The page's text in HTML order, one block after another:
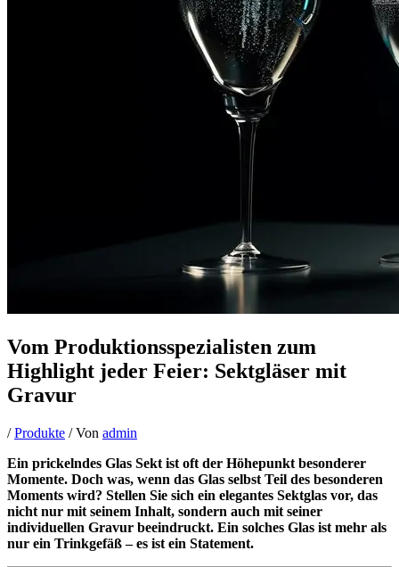
Vom Produktionsspezialisten zum
Highlight jeder Feier: Sektgläser mit
Gravur
/Produkte / Von admin
Ein prickelndes Glas Sekt ist oft der Höhepunkt besonderer
Momente. Doch was, wenn das Glas selbst Teil des besonderen
Moments wird? Stellen Sie sich ein elegantes Sektglas vor, das
nicht nur mit seinem Inhalt, sondern auch mit seiner
individuellen Gravur beeindruckt. Ein solches Glas ist mehr als
nur ein Trinkgefäß – es ist ein Statement.